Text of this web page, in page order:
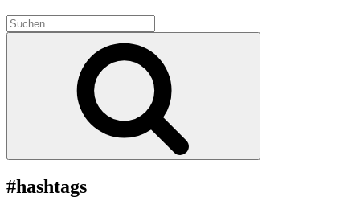
Suche
nach:
#hashtags